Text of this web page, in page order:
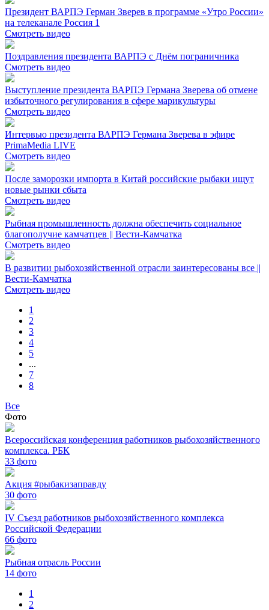
Президент ВАРПЭ Герман Зверев в программе «Утро России»
на телеканале Россия 1
Смотреть видео
Поздравления президента ВАРПЭ с Днём пограничника
Смотреть видео
Выступление президента ВАРПЭ Германа Зверева об отмене
избыточного регулирования в сфере марикультуры
Смотреть видео
Интервью президента ВАРПЭ Германа Зверева в эфире
PrimaMedia LIVE
Смотреть видео
После заморозки импорта в Китай российские рыбаки ищут
новые рынки сбыта
Смотреть видео
Рыбная промышленность должна обеспечить социальное
благополучие камчатцев || Вести-Камчатка
Смотреть видео
В развитии рыбохозяйственной отрасли заинтересованы все ||
Вести-Камчатка
Смотреть видео
1
2
3
4
5
...
7
8
Все
Фото
Всероссийская конференция работников рыбохозяйственного
комплекса. РБК
33 фото
Акция #рыбакизаправду
30 фото
IV Съезд работников рыбохозяйственного комплекса
Российской Федерации
66 фото
Рыбная отрасль России
14 фото
1
2